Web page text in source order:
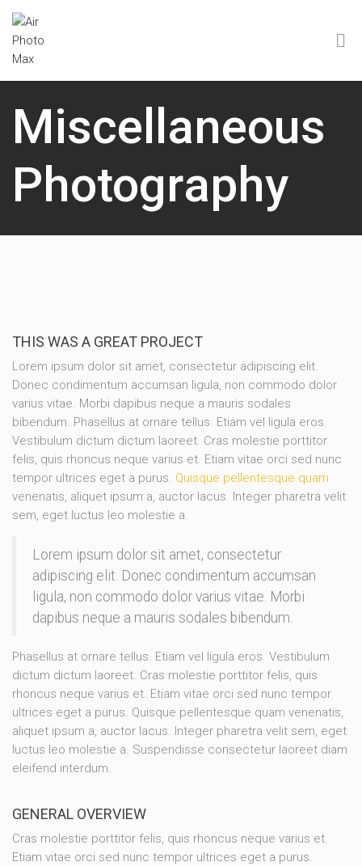
Miscellaneous
Photography
THIS WAS A GREAT PROJECT
Lorem ipsum dolor sit amet, consectetur adipiscing elit.
Donec condimentum accumsan ligula, non commodo dolor
varius vitae. Morbi dapibus neque a mauris sodales
bibendum. Phasellus at ornare tellus. Etiam vel ligula eros.
Vestibulum dictum dictum laoreet. Cras molestie porttitor
felis, quis rhoncus neque varius et. Etiam vitae orci sed nunc
tempor ultrices eget a purus. Quisque pellentesque quam
venenatis, aliquet ipsum a, auctor lacus. Integer pharetra velit
sem, eget luctus leo molestie a.
Lorem ipsum dolor sit amet, consectetur
adipiscing elit. Donec condimentum accumsan
ligula, non commodo dolor varius vitae. Morbi
dapibus neque a mauris sodales bibendum.
Phasellus at ornare tellus. Etiam vel ligula eros. Vestibulum
dictum dictum laoreet. Cras molestie porttitor felis, quis
rhoncus neque varius et. Etiam vitae orci sed nunc tempor
ultrices eget a purus. Quisque pellentesque quam venenatis,
aliquet ipsum a, auctor lacus. Integer pharetra velit sem, eget
luctus leo molestie a. Suspendisse consectetur laoreet diam
eleifend interdum.
GENERAL OVERVIEW
Cras molestie porttitor felis, quis rhoncus neque varius et.
Etiam vitae orci sed nunc tempor ultrices eget a purus.